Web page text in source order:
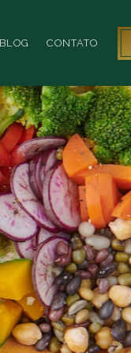
BLOG CONTATO